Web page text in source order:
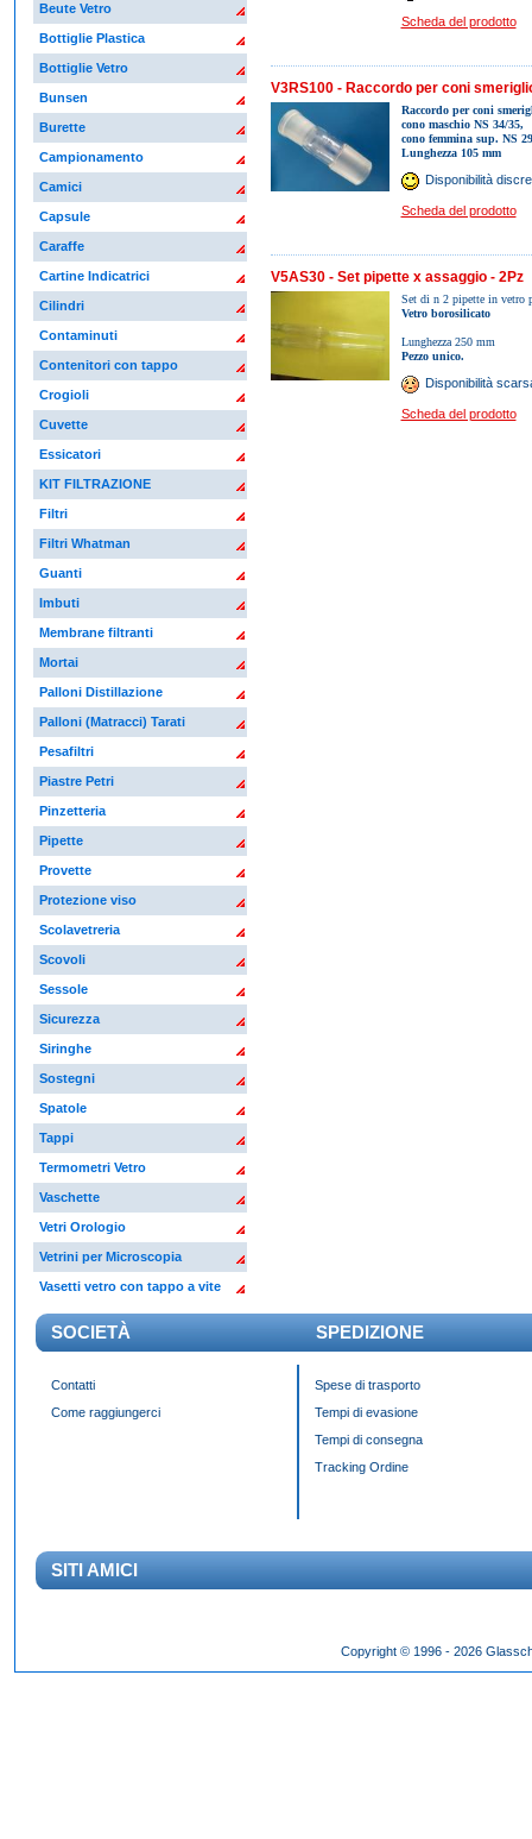
Beute Vetro
Bottiglie Plastica
Bottiglie Vetro
Bunsen
Burette
Campionamento
Camici
Capsule
Caraffe
Cartine Indicatrici
Cilindri
Contaminuti
Contenitori con tappo
Crogioli
Cuvette
Essicatori
KIT FILTRAZIONE
Filtri
Filtri Whatman
Guanti
Imbuti
Membrane filtranti
Mortai
Palloni Distillazione
Palloni (Matracci) Tarati
Pesafiltri
Piastre Petri
Pinzetteria
Pipette
Provette
Protezione viso
Scolavetreria
Scovoli
Sessole
Sicurezza
Siringhe
Sostegni
Spatole
Tappi
Termometri Vetro
Vaschette
Vetri Orologio
Vetrini per Microscopia
Vasetti vetro con tappo a vite
Scheda del prodotto
V3RS100 - Raccordo per coni
Raccordo per coni
cono maschio NS 34/35,
cono femmina sup. NS
Lunghezza 105 mm
Disponibilità
Scheda del prodotto
V5AS30 - Set pipette x assaggio - 2Pz
Set di n 2 pipette in vetro
Vetro borosilicato
Lunghezza 250 mm
Pezzo unico.
Disponibilità
Scheda del prodotto
SOCIETÀ SPEDIZIONE
Contatti
Come raggiungerci
Spese di trasporto
Tempi di evasione
Tempi di consegna
Tracking Ordine
SITI AMICI
dessen klassisches Erscheinungsbild über
Copyright © 1996 - 2026